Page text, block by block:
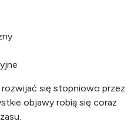
się stopniowo przez
objawy robią się coraz